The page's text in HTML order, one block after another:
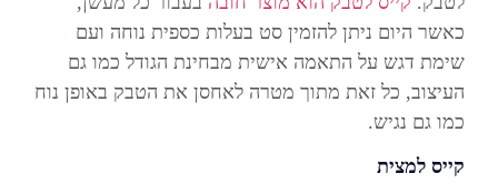
כאשר היום ניתן להזמין סט בעלות כספית נוחה ועם
שימת דגש על התאמה אישית מבחינת הגודל כמו גם
העיצוב, כל זאת מתוך מטרה לאחסן את הטבק באופן נוח
כמו גם נגיש.
קייס למצית